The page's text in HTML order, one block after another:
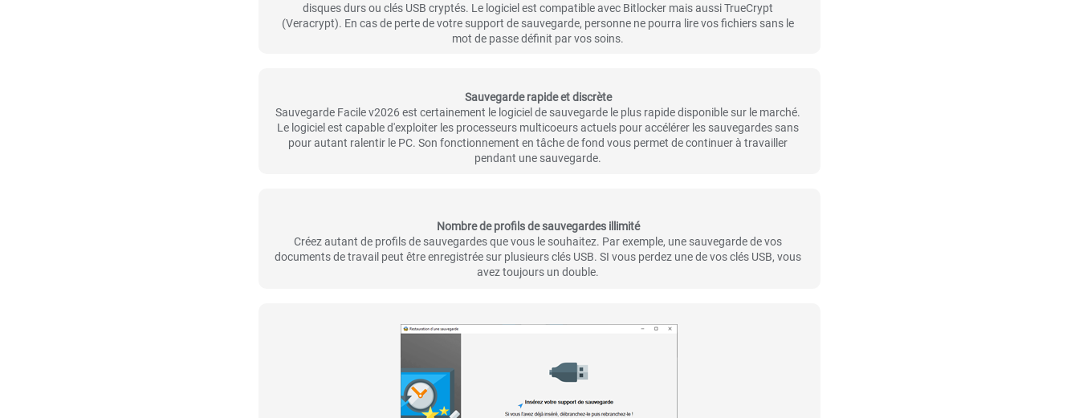
disques durs ou clés USB cryptés. Le logiciel est compatible avec Bitlocker mais aussi TrueCrypt
(Veracrypt). En cas de perte de votre support de sauvegarde, personne ne pourra lire vos fichiers sans le
mot de passe définit par vos soins.
Sauvegarde rapide et discrète
Sauvegarde Facile v2026 est certainement le logiciel de sauvegarde le plus rapide disponible sur le marché.
Le logiciel est capable d'exploiter les processeurs multicoeurs actuels pour accélérer les sauvegardes sans
pour autant ralentir le PC. Son fonctionnement en tâche de fond vous permet de continuer à travailler
pendant une sauvegarde.
Nombre de profils de sauvegardes illimité
Créez autant de profils de sauvegardes que vous le souhaitez. Par exemple, une sauvegarde de vos
documents de travail peut être enregistrée sur plusieurs clés USB. SI vous perdez une de vos clés USB, vous
avez toujours un double.